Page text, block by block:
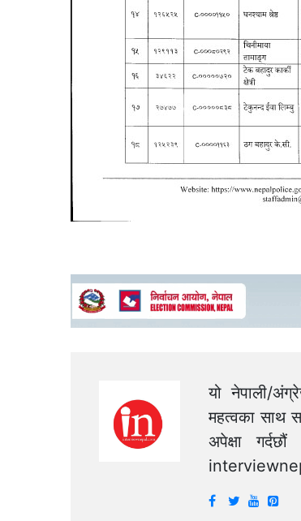
यो नेपाली/
महत्वका साथ
अपेक्षा